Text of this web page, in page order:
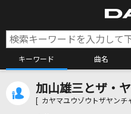
キーワード 曲名
カラ
加山雄三とザ・
[ カヤマユウゾウトザヤンチ